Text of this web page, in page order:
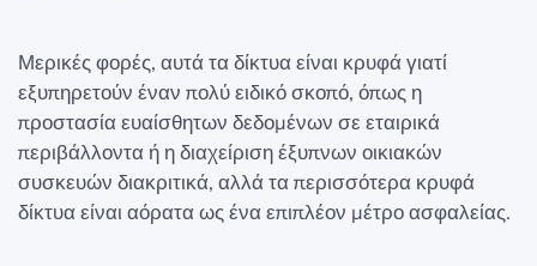
Μερικές φορές, αυτά τα δίκτυα είναι κρυφά γιατί
εξυπηρετούν έναν πολύ ειδικό σκοπό, όπως η
προστασία ευαίσθητων δεδομένων σε εταιρικά
περιβάλλοντα ή η διαχείριση έξυπνων οικιακών
συσκευών διακριτικά, αλλά τα περισσότερα κρυφά
δίκτυα είναι αόρατα ως ένα επιπλέον μέτρο ασφαλείας.